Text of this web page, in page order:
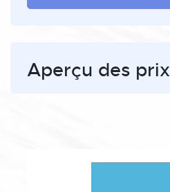
Aperçu des prix